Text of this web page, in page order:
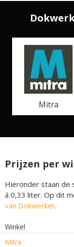
Mitra
Prijzen per
Hieronder staan de
á 0,33 liter. Op dit
van Dokwerker.
Winkel
Mitra